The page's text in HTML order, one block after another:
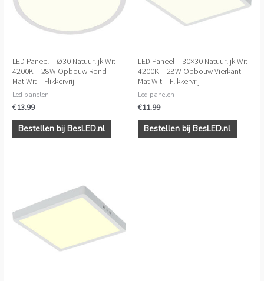
LED Paneel – Ø30 Natuurlijk Wit
4200K – 28W Opbouw Rond –
Mat Wit – Flikkervrij
Led panelen
€13.99
Bestellen bij BesLED.nl
LED Paneel – 30×30 Natuurlijk Wit
4200K – 28W Opbouw Vierkant –
Mat Wit – Flikkervrij
Led panelen
€11.99
Bestellen bij BesLED.nl